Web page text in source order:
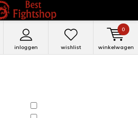
inloggen wishlist winkelwagen
0